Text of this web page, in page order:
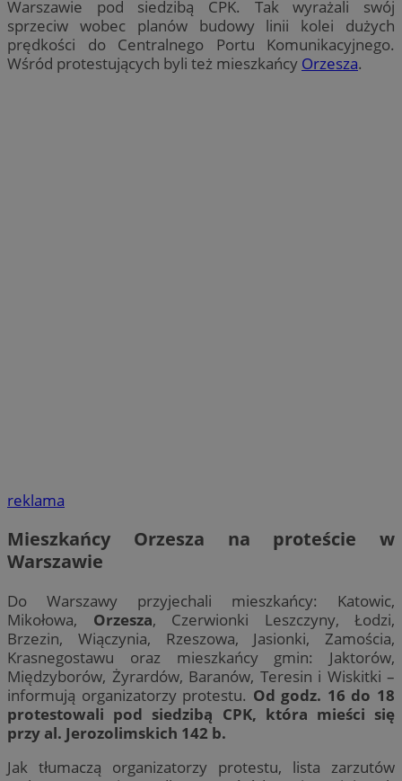
Warszawie pod siedzibą CPK. Tak wyrażali swój
sprzeciw wobec planów budowy linii kolei dużych
prędkości do Centralnego Portu Komunikacyjnego.
Wśród protestujących byli też mieszkańcy Orzesza.
reklama
Mieszkańcy Orzesza na proteście w
Warszawie
Do Warszawy przyjechali mieszkańcy: Katowic,
Mikołowa, Orzesza, Czerwionki Leszczyny, Łodzi,
Brzezin, Wiączynia, Rzeszowa, Jasionki, Zamościa,
Krasnegostawu oraz mieszkańcy gmin: Jaktorów,
Międzyborów, Żyrardów, Baranów, Teresin i Wiskitki –
informują organizatorzy protestu. Od godz. 16 do 18
protestowali pod siedzibą CPK, która mieści się
przy al. Jerozolimskich 142 b.
Jak tłumaczą organizatorzy protestu, lista zarzutów